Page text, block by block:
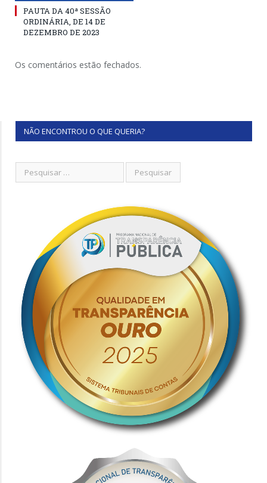
PAUTA DA 40ª SESSÃO
ORDINÁRIA, DE 14 DE
DEZEMBRO DE 2023
Os comentários estão fechados.
NÃO ENCONTROU O QUE QUERIA?